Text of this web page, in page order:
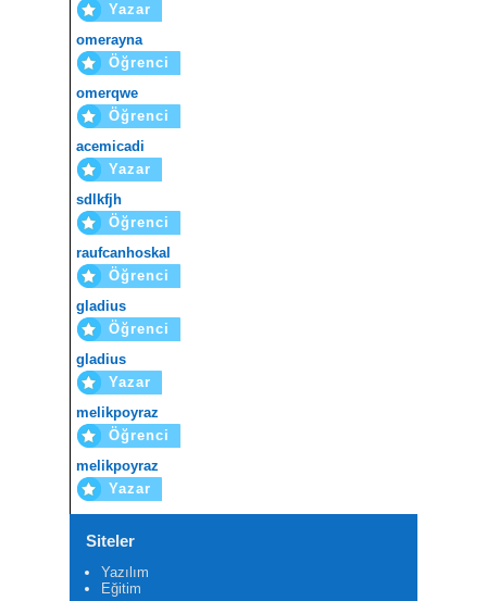
Yazar
omerayna
Öğrenci
omerqwe
Öğrenci
acemicadi
Yazar
sdlkfjh
Öğrenci
raufcanhoskal
Öğrenci
gladius
Öğrenci
gladius
Yazar
melikpoyraz
Öğrenci
melikpoyraz
Yazar
Siteler
Yazılım
Eğitim